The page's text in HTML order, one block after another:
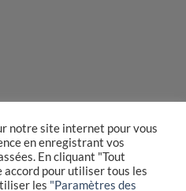
PayPal MasterCard
notre site internet pour vous
en enregistrant vos
En cliquant "Tout
accord pour utiliser tous les
les "Paramètres des